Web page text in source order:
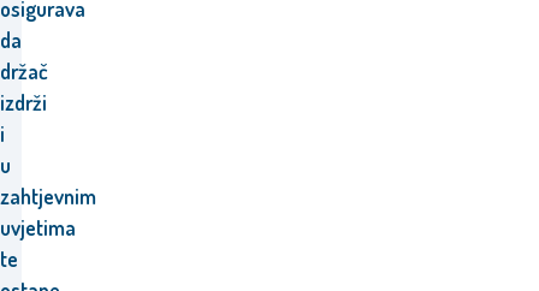
osigurava
da
držač
izdrži
i
u
zahtjevnim
uvjetima
te